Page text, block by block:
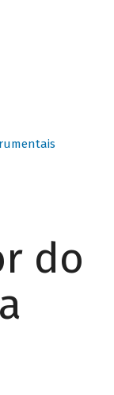
do